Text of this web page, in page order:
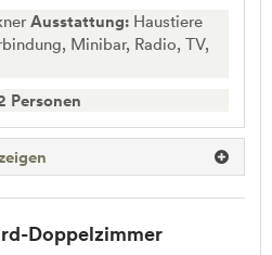
Ausstattung: Haustiere
Minibar, Radio, TV,
Personen
Doppelzimmer